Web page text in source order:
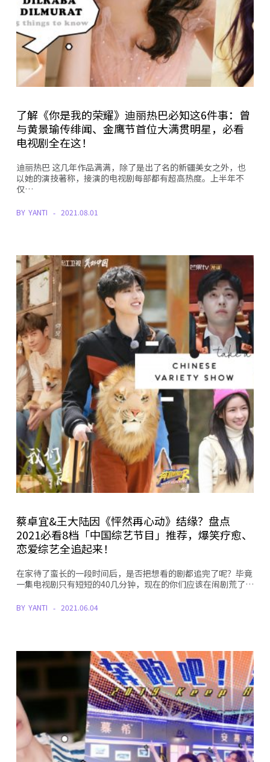
了解《你是我的荣耀》迪丽热巴必知这6件事：曾
与黄景瑜传绯闻、金鹰节首位大满贯明星，必看
电视剧全在这！
迪丽热巴 这几年作品满满，除了是出了名的新疆美女之外，也
以她的演技著称，接演的电视剧每部都有超高热度。上半年不
仅…
BY YANTI 2021.08.01
蔡卓宜&王大陆因《怦然再心动》结缘？盘点
2021必看8档「中国综艺节目」推荐，爆笑疗愈、
恋爱综艺全追起来！
在家待了蛮长的一段时间后，是否把想看的剧都追完了呢？毕竟
一集电视剧只有短短的40几分钟，现在的你们应该在闹剧荒了…
BY YANTI 2021.06.04